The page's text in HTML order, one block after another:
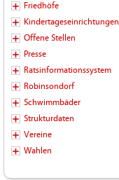
Friedhöfe
Kindertageseinrichtungen
Offene Stellen
Presse
Ratsinformationssystem
Robinsondorf
Schwimmbäder
Strukturdaten
Vereine
Wahlen